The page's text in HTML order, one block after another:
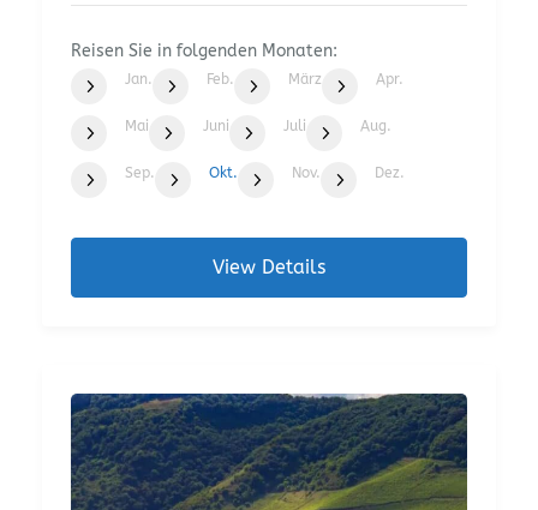
nach Cochem und zurück. Die Crew
verwöhnt Sie mit einem Feuerwerk der
Reisen Sie in folgenden Monaten:
Jan. Feb. März Apr.
Mai Juni Juli Aug.
Sep. Okt. Nov. Dez.
View Details